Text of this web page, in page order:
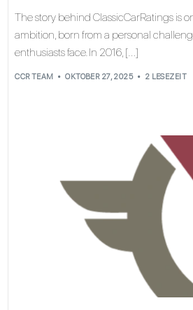
The story behind ClassicCarRatings is
ambition, born from a personal
enthusiasts face. In 2016, […]
CCR TEAM OKTOBER 27, 2025 2 LESEZEIT